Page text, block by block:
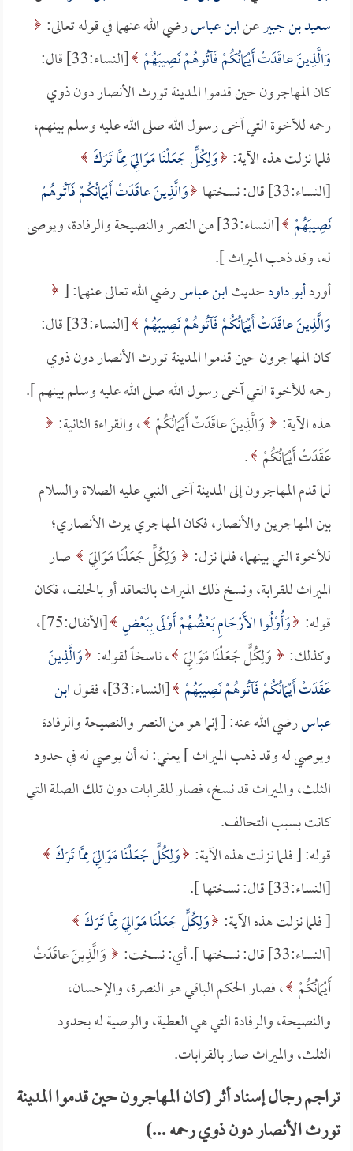
سعيد بن جبيرعنابن عباسرضي الله عنهما في قوله تعالى:
وَالَّذِينَ عاقَدَتْ أَيْمَانُكُمْ فَآتُوهُمْ نَصِيبَهُمْ
[النساء:33] قال:
كان المهاجرون حين قدموا المدينة تورث الأنصار دون ذوي
رحمه للأخوة التي آخى رسول الله صلى الله عليه وسلم بينهم،
فلما نزلت هذه الآية: وَلِكُلٍّ جَعَلْنَا مَوَالِيَ مِمَّا تَرَكَ
[النساء:33] قال: نسختها
وَالَّذِينَ عاقَدَتْ أَيْمَانُكُمْ فَآتُوهُمْ
نَصِيبَهُمْ
[النساء:33] من النصر والنصيحة والرفادة، ويوصى
له، وقد ذهب الميراث ].
أوردأبو داودحديثابن عباسرضي الله تعالى عنهما: [
وَالَّذِينَ عاقَدَتْ أَيْمَانُكُمْ فَآتُوهُمْ نَصِيبَهُمْ
[النساء:33] قال:
كان المهاجرون حين قدموا المدينة تورث الأنصار دون ذوي
رحمه للأخوة التي آخى رسول الله صلى الله عليه وسلم بينهم ].
هذه الآية:
وَالَّذِينَ عاقَدَتْ أَيْمَانُكُمْ ، والقراءة الثانية:
عَقَدَتْ أَيْمَانُكُمْ .
لما قدم المهاجرون إلى المدينة آخى النبي عليه الصلاة والسلام
بين المهاجرين والأنصار، فكان المهاجري يرث الأنصاري؛
للأخوة التي بينهما، فلما نزل:
وَلِكُلٍّ جَعَلْنَا مَوَالِيَ
صار
الميراث للقرابة، ونسخ ذلك الميراث بالتعاقد أو بالحلف، فكان
قوله: وَأُوْلُوا الأَرْحَامِ بَعْضُهُمْ أَوْلَى بِبَعْضٍ
[الأنفال:75]،
وكذلك:
وَلِكُلٍّ جَعَلْنَا مَوَالِيَ ، ناسخاً لقوله: وَالَّذِينَ
عَقَدَتْ أَيْمَانُكُمْ فَآتُوهُمْ نَصِيبَهُمْ [النساء:33]، فقول
ابن
عباسرضي الله عنه: [ إنما هو من النصر والنصيحة والرفادة
ويوصي له وقد ذهب الميراث ] يعني: له أن يوصي له في حدود
الثلث، والميراث قد نسخ، فصار للقرابات دون تلك الصلة التي
كانت بسبب التحالف.
قوله: [ فلما نزلت هذه الآية: وَلِكُلٍّ جَعَلْنَا مَوَالِيَ مِمَّا تَرَكَ
[النساء:33] قال: نسختها ].
[ فلما نزلت هذه الآية: وَلِكُلٍّ جَعَلْنَا مَوَالِيَ مِمَّا تَرَكَ
[النساء:33] قال: نسختها ]. أي: نسخت:
وَالَّذِينَ عاقَدَتْ
أَيْمَانُكُمْ ، فصار الحكم الباقي هو النصرة، والإحسان،
والنصيحة، والرفادة التي هي العطية، والوصية له بحدود
الثلث، والميراث صار بالقرابات.
تراجم رجال إسناد أثر (كان المهاجرون حين قدموا المدينة
تورث الأنصار دون ذوي رحمه ...)